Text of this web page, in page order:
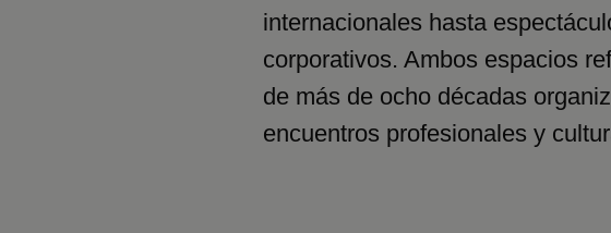
internacionales hasta
corporativos. Ambos espacios
de más de ocho décadas
encuentros profesionales y